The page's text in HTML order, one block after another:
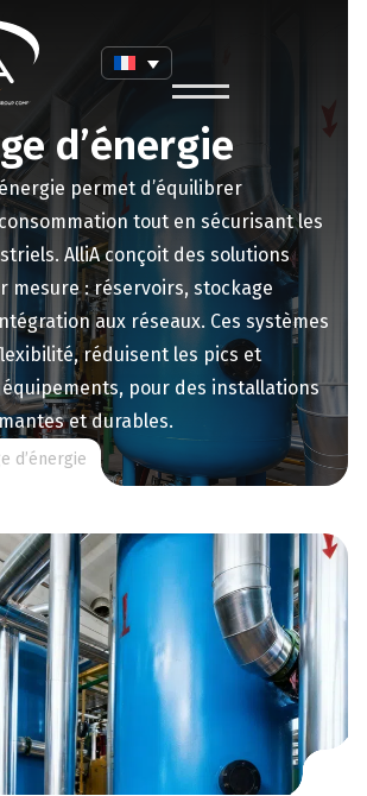
d’énergie
permet d’équilibrer
tout en sécurisant les
AlliA conçoit des solutions
mesure : réservoirs, stockage
aux réseaux. Ces systèmes
réduisent les pics et
pour des installations
et durables.
d’énergie